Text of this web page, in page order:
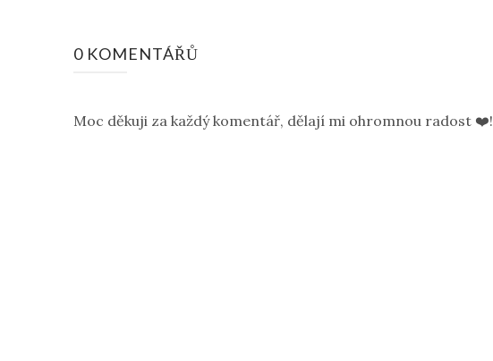
0 KOMENTÁŘŮ
Moc děkuji za každý komentář, dělají mi ohromnou radost ❤️!